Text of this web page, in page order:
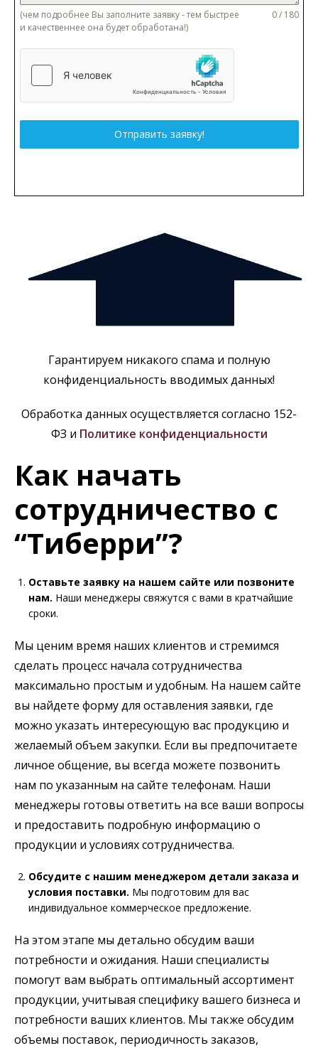
(чем подробнее Вы заполните заявку - тем быстрее
и качественнее она будет обработана!)
0 / 180
Отправить заявку!
Гарантируем никакого спама и полную
конфиденциальность вводимых данных!
Обработка данных осуществляется согласно 152-
ФЗ и Политике конфиденциальности
Как начать
сотрудничество с
“Тиберри”?
Оставьте заявку на нашем сайте или позвоните
нам. Наши менеджеры свяжутся с вами в кратчайшие
сроки.
Мы ценим время наших клиентов и стремимся
сделать процесс начала сотрудничества
максимально простым и удобным. На нашем сайте
вы найдете форму для оставления заявки, где
можно указать интересующую вас продукцию и
желаемый объем закупки. Если вы предпочитаете
личное общение, вы всегда можете позвонить
нам по указанным на сайте телефонам. Наши
менеджеры готовы ответить на все ваши вопросы
и предоставить подробную информацию о
продукции и условиях сотрудничества.
Обсудите с нашим менеджером детали заказа и
условия поставки. Мы подготовим для вас
индивидуальное коммерческое предложение.
На этом этапе мы детально обсудим ваши
потребности и ожидания. Наши специалисты
помогут вам выбрать оптимальный ассортимент
продукции, учитывая специфику вашего бизнеса и
потребности ваших клиентов. Мы также обсудим
объемы поставок, периодичность заказов,